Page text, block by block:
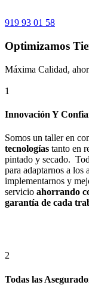
919 93 01 58
Optimizamos
Máxima Calidad,
1
Innovación Y
Somos un taller en
tecnologías tanto en
pintado y secado.
para adaptarnos a los
implementarnos y
servicio ahorrando
garantía de cada
2
Todas las